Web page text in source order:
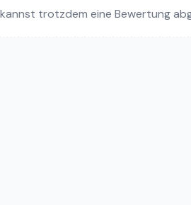
trotzdem eine Bewertung